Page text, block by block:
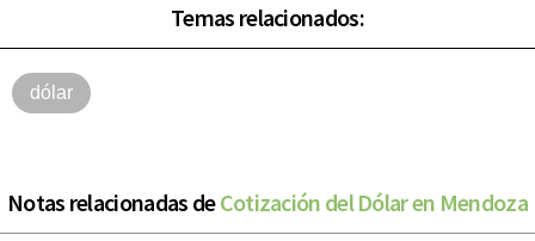
Temas relacionados:
dólar
Notas relacionadas deCotización del Dólar en Mendoza